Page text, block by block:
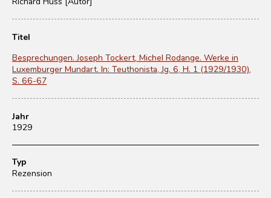
Titel
Besprechungen. Joseph Tockert, Michel Rodange. Werke in
Luxemburger Mundart. In: Teuthonista, Jg. 6, H. 1 (1929/1930),
S. 66-67
Jahr
1929
Typ
Rezension